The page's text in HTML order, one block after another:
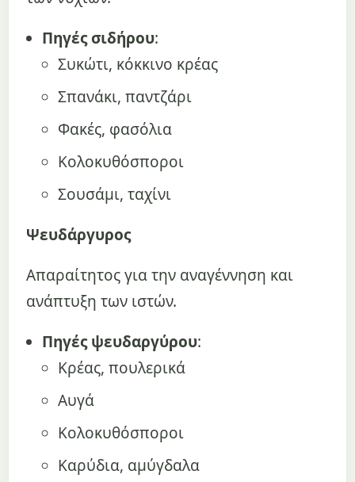
Πηγές σιδήρου:
Συκώτι, κόκκινο κρέας
Σπανάκι, παντζάρι
Φακές, φασόλια
Κολοκυθόσποροι
Σουσάμι, ταχίνι
Ψευδάργυρος
Απαραίτητος για την αναγέννηση και
ανάπτυξη των ιστών.
Πηγές ψευδαργύρου:
Κρέας, πουλερικά
Αυγά
Κολοκυθόσποροι
Καρύδια, αμύγδαλα